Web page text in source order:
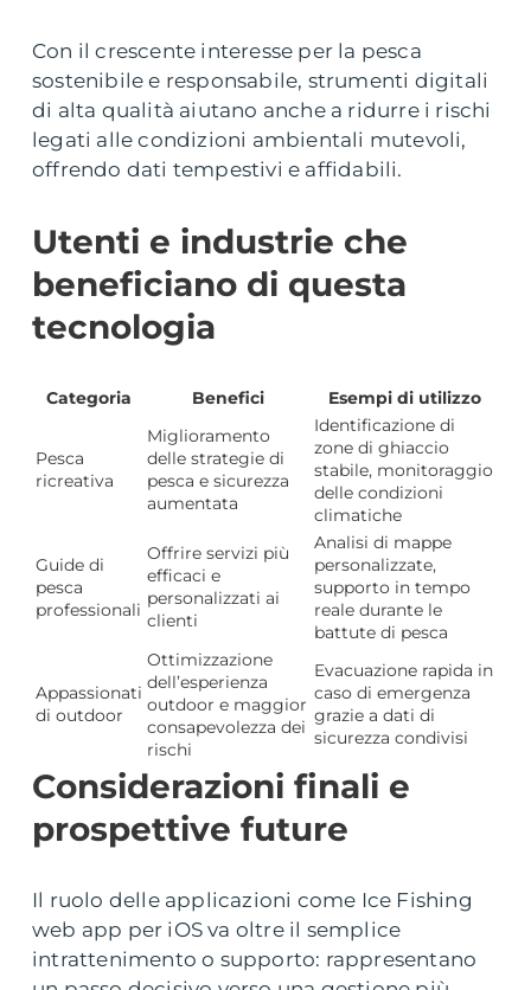
Con il crescente interesse per la pesca
sostenibile e responsabile, strumenti digitali
di alta qualità aiutano anche a ridurre i rischi
legati alle condizioni ambientali mutevoli,
offrendo dati tempestivi e affidabili.
Utenti e industrie che
beneficiano di questa
tecnologia
Categoria Benefici Esempi di utilizzo
Pesca
ricreativa
Miglioramento
delle strategie di
pesca e sicurezza
aumentata
Identificazione di
zone di ghiaccio
stabile, monitoraggio
delle condizioni
climatiche
Guide di
pesca
professionali
Offrire servizi più
efficaci e
personalizzati ai
clienti
Analisi di mappe
personalizzate,
supporto in tempo
reale durante le
battute di pesca
Appassionati
di outdoor
Ottimizzazione
dell’esperienza
outdoor e maggior
consapevolezza dei
rischi
Evacuazione rapida in
caso di emergenza
grazie a dati di
sicurezza condivisi
Considerazioni finali e
prospettive future
Il ruolo delle applicazioni come Ice Fishing
web app per iOS va oltre il semplice
intrattenimento o supporto: rappresentano